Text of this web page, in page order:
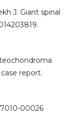
J. Giant spinal
report.
00026